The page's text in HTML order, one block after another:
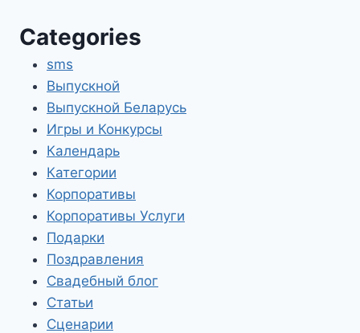
Categories
sms
Выпускной
Выпускной Беларусь
Игры и Конкурсы
Календарь
Категории
Корпоративы
Корпоративы Услуги
Подарки
Поздравления
Свадебный блог
Статьи
Сценарии